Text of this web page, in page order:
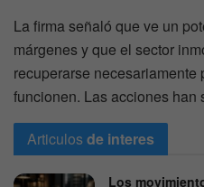
La firma señaló que ve un
márgenes y que el sector
recuperarse
funcionen. Las acciones han
Articulosde interes
Los